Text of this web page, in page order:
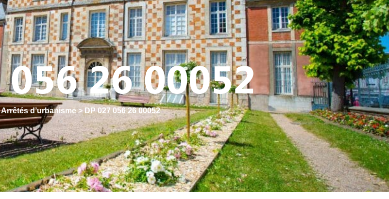
26 00052
Arrêtés d’urbanisme>DP 027 056 26 00052